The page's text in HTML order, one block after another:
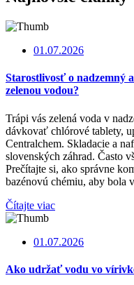
01.07.2026
Starostlivosť o nadzemný
zelenou vodou?
Trápi vás zelená voda v
dávkovať chlórové tablety,
Centralchem. Skladacie a
slovenských záhrad. Často
Prečítajte si, ako správne
bazénovú chémiu, aby bola
Čítajte viac
01.07.2026
Ako udržať vodu vo